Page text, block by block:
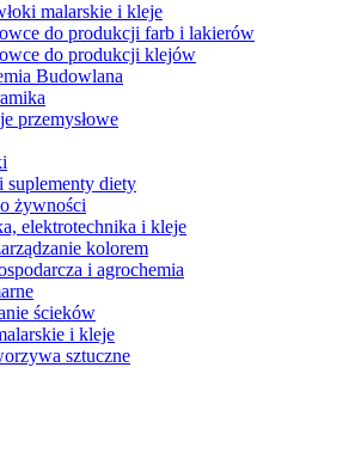
malarskie i kleje
do produkcji farb i lakierów
do produkcji klejów
Budowlana
przemysłowe
suplementy diety
żywności
elektrotechnika i kleje
kolorem
i agrochemia
ścieków
i kleje
sztuczne